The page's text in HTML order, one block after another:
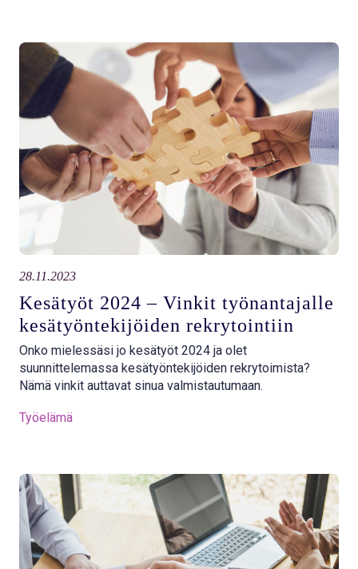
28.11.2023
Kesätyöt 2024 – Vinkit työnantajalle
kesätyöntekijöiden rekrytointiin
Onko mielessäsi jo kesätyöt 2024 ja olet
suunnittelemassa kesätyöntekijöiden rekrytoimista?
Nämä vinkit auttavat sinua valmistautumaan.
Työelämä